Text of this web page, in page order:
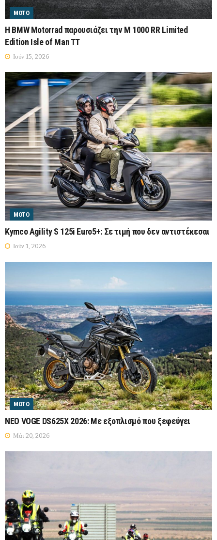
MOTO
Η BMW Motorrad παρουσιάζει την M 1000 RR Limited
Edition Isle of Man TT
Ιούν 15, 2026
MOTO
Kymco Αgility S 125i Euro5+: Σε τιμή που δεν αντιστέκεσαι
Ιούν 1, 2026
MOTO
NEO VOGE DS625X 2026: Mε εξοπλισμό που ξεφεύγει
Μάι 20, 2026